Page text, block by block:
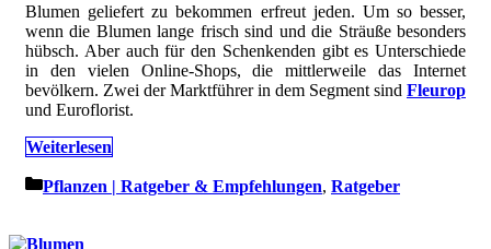
Blumen geliefert zu bekommen erfreut jeden. Um so besser,
wenn die Blumen lange frisch sind und die Sträuße besonders
hübsch. Aber auch für den Schenkenden gibt es Unterschiede
in den vielen Online-Shops, die mittlerweile das Internet
bevölkern. Zwei der Marktführer in dem Segment sind Fleurop
und Euroflorist.
Weiterlesen
Kategorien
Pflanzen | Ratgeber & Empfehlungen, Ratgeber